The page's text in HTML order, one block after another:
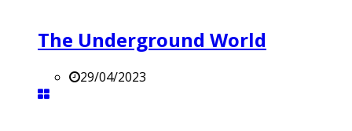
The Underground World
29/04/2023